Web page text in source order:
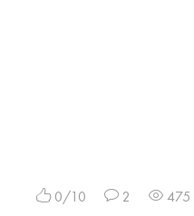
0/10 2 475